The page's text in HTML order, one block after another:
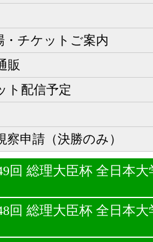
チケットご案内
販
ト配信予定
察申請（決勝のみ）
回 総理大臣杯 全日本
回 総理大臣杯 全日本